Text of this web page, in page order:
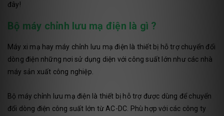
đây!
Bộ máy chỉnh lưu mạ điện là gì ?
Máy xi mạ hay máy chỉnh lưu mạ điện là thiết bị hỗ trợ chuyển đổi
dòng điện những nơi sử dụng diện với công suất lớn như các nhà
máy sản xuất công nghiệp.
Bộ máy chỉnh lưu mạ điện là thiết bị hỗ trợ được dùng để chuyển
đổi dòng điện công suất lớn từ AC-DC. Phù hợp với các công ty